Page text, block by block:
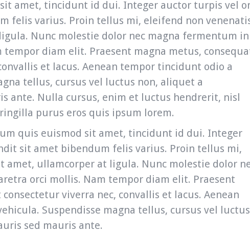
amet, tincidunt id dui. Integer auctor turpis vel
felis varius. Proin tellus mi, eleifend non
Nunc molestie dolor nec magna fermentum in
diam elit. Praesent magna metus,
et lacus. Aenean tempor tincidunt odio a
tellus, cursus vel luctus non, aliquet a
ante. Nulla cursus, enim et luctus hendrerit, nisl
purus eros quis ipsum lorem.
quis euismod sit amet, tincidunt id dui. Integer
sit amet bibendum felis varius. Proin tellus mi,
amet, ullamcorper at ligula. Nunc molestie dolor
orci mollis. Nam tempor diam elit. Praesent
viverra nec, convallis et lacus. Aenean
Suspendisse magna tellus, cursus vel luctus
sed mauris ante.